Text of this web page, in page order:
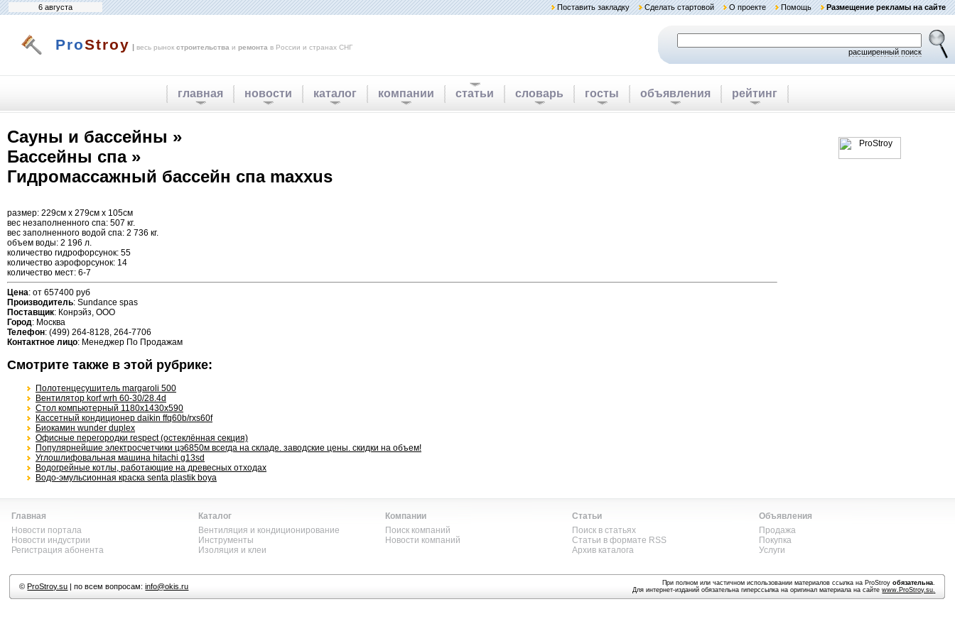
6 августа Поставить закладку Сделать стартовой О проекте Помощь Размещение рекламы на сайте
ProStroy | весь рынок строительства и ремонта в России и странах СНГ
расширенный поиск
главная новости каталог компании статьи словарь госты объявления рейтинг
Сауны и бассейны »
Бассейны спа »
Гидромассажный бассейн спа maxxus
размер: 229см х 279см х 105см
вес незаполненного спа: 507 кг.
вес заполненного водой спа: 2 736 кг.
объем воды: 2 196 л.
количество гидрофорсунок: 55
количество аэрофорсунок: 14
количество мест: 6-7
Цена: от 657400 руб
Производитель: Sundance spas
Поставщик: Конрэйз, ООО
Город: Москва
Телефон: (499) 264-8128, 264-7706
Контактное лицо: Менеджер По Продажам
Смотрите также в этой рубрике:
Полотенцесушитель margaroli 500
Вентилятор korf wrh 60-30/28.4d
Стол компьютерный 1180x1430x590
Кассетный кондиционер daikin ffq60b/rxs60f
Биокамин wunder duplex
Офисные перегородки respect (остеклённая секция)
Популярнейшие электросчетчики цэ6850м всегда на складе. заводские цены. скидки на объем!
Углошлифовальная машина hitachi g13sd
Водогрейные котлы, работающие на древесных отходах
Водо-эмульсионная краска senta plastik boya
Главная
Новости портала
Новости индустрии
Регистрация абонента
Каталог
Вентиляция и кондиционирование
Инструменты
Изоляция и клеи
Компании
Поиск компаний
Новости компаний
Статьи
Поиск в статьях
Статьи в формате RSS
Архив каталога
Объявления
Продажа
Покупка
Услуги
©ProStroy.su | по всем вопросам:info@okis.ru При полном или частичном использовании материалов ссылка на ProStroyобязательна.
Для интернет-изданий обязательна гиперссылка на оригинал материала на сайтеwww.ProStroy.su.